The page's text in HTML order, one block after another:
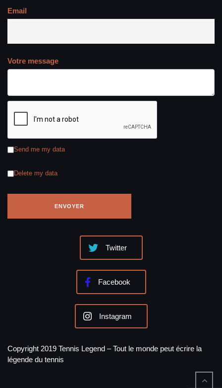
Email
Votre message
Send me my data
Delete my data
Twitter
Facebook
Instagram
Copyright 2019 Tennis Legend – Tout le monde peut écrire la
légende du tennis